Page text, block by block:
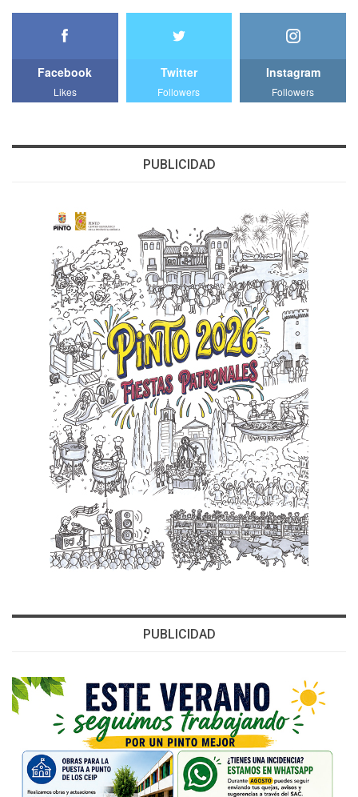
Facebook
Likes
Twitter
Followers
Instagram
Followers
PUBLICIDAD
PUBLICIDAD